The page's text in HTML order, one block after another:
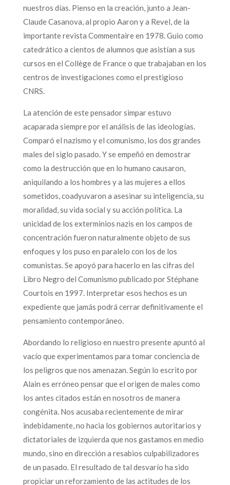
nuestros días. Pienso en la creación, junto a Jean-
Claude Casanova, al propio Aaron y a Revel, de la
importante revista Commentaire en 1978. Guio como
catedrático a cientos de alumnos que asistían a sus
cursos en el Collège de France o que trabajaban en los
centros de investigaciones como el prestigioso
CNRS.
La atención de este pensador simpar estuvo
acaparada siempre por el análisis de las ideologías.
Comparó el nazismo y el comunismo, los dos grandes
males del siglo pasado. Y se empeñó en demostrar
como la destrucción que en lo humano causaron,
aniquilando a los hombres y a las mujeres a ellos
sometidos, coadyuvaron a asesinar su inteligencia, su
moralidad, su vida social y su acción política. La
unicidad de los exterminios nazis en los campos de
concentración fueron naturalmente objeto de sus
enfoques y los puso en paralelo con los de los
comunistas. Se apoyó para hacerlo en las cifras del
Libro Negro del Comunismo publicado por Stéphane
Courtois en 1997. Interpretar esos hechos es un
expediente que jamás podrá cerrar definitivamente el
pensamiento contemporáneo.
Abordando lo religioso en nuestro presente apuntó al
vacío que experimentamos para tomar conciencia de
los peligros que nos amenazan. Según lo escrito por
Alain es erróneo pensar que el origen de males como
los antes citados están en nosotros de manera
congénita. Nos acusaba recientemente de mirar
indebidamente, no hacia los gobiernos autoritarios y
dictatoriales de izquierda que nos gastamos en medio
mundo, sino en dirección a resabios culpabilizadores
de un pasado. El resultado de tal desvarío ha sido
propiciar un reforzamiento de las actitudes de los